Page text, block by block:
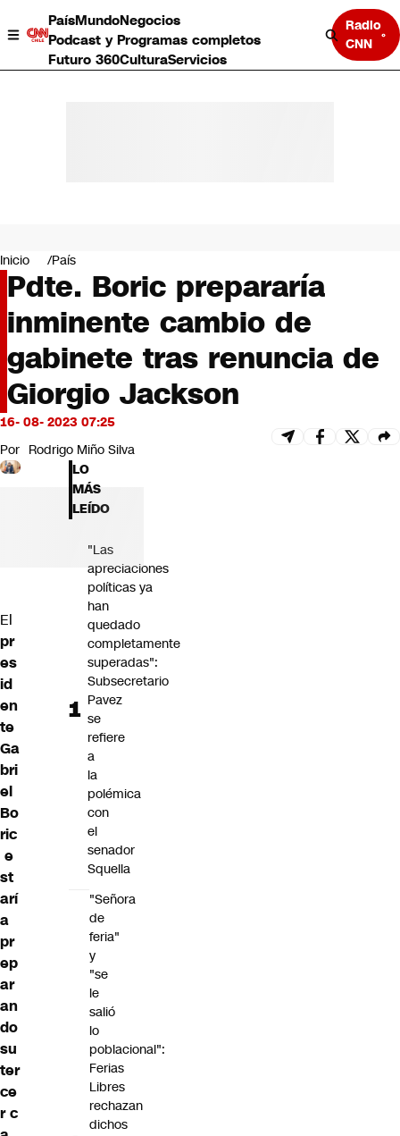
PaísMundoNegocios
Podcast y Programas completos
Futuro 360CulturaServicios
Radio
CNN
Negocios
Deportes
Programas completos
Cultura
Servicios
Bits
CNN Data
CNN tiempo
Futuro 360
Inicio País
Pdte. Boric prepararía
inminente cambio de
gabinete tras renuncia de
Giorgio Jackson
16- 08- 2023 07:25
Por Rodrigo Miño Silva
El
pr
es
id
en
te
Ga
bri
el
Bo
ric
e
st
arí
a
pr
ep
ar
an
do
su
ter
ce
rc
LO
MÁS
LEÍDO
"Las
apreciaciones
políticas ya
han
quedado
completamente
superadas":
Subsecretario
Pavez
se
refiere
a
la
polémica
con
el
senador
Squella
"Señora
de
feria"
y
"se
le
salió
lo
poblacional":
Ferias
Libres
rechazan
dichos